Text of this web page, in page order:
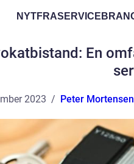
En
2023 Peter Mortensen